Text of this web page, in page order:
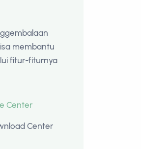
membantu
fitur-fiturnya
Center
Center